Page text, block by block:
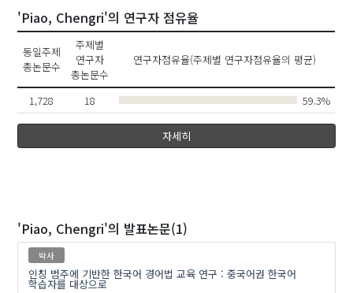
'Piao, Chengri'의 연구자 점유율
동일주제
총논문수
주제별
연구자
총논문수
연구자점유율(주제별 연구자점유율의 평균)
1,728 18 59.3%
자세히
'Piao, Chengri'의 발표논문(1)
박사
인칭 범주에 기반한 한국어 경어법 교육 연구 : 중국어권 한국어
학습자를 대상으로